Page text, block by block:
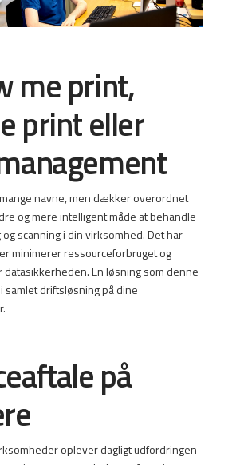
me print,
print eller
navne, men dækker overordnet
og mere intelligent måde at behandle
scanning i din virksomhed. Det har
minimerer ressourceforbruget og
datasikkerheden. En løsning som denne
samlet driftsløsning på dine
på
oplever dagligt udfordringen